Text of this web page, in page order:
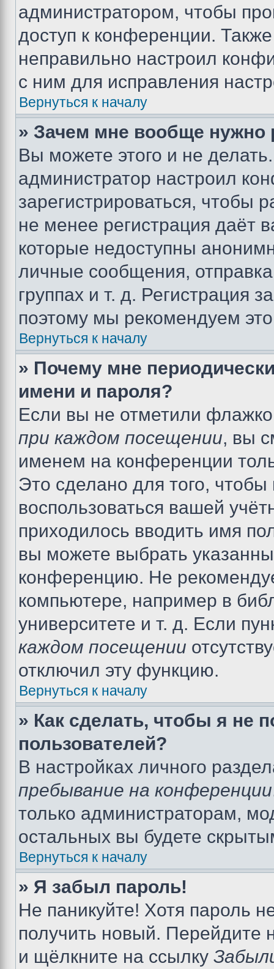
администратором, чтобы
доступ к конференции.
неправильно настроил
с ним для исправления
Вернуться к началу
» Зачем мне вообще нужно
Вы можете этого и не
администратор настроил
зарегистрироваться, чтобы
не менее регистрация даёт
которые недоступны
личные сообщения,
группах и т. д. Регистрация
поэтому мы рекомендуем
Вернуться к началу
» Почему мне
имени и пароля?
Если вы не отметили
при каждом посещении, вы
именем на конференции
Это сделано для того, чтобы
воспользоваться вашей
приходилось вводить имя
вы можете выбрать
конференцию. Не
компьютере, например в
университете и т. д. Если
каждом посещении
отключил эту функцию.
Вернуться к началу
» Как сделать, чтобы я не
пользователей?
В настройках личного
пребывание на конференции
только администраторам,
остальных вы будете
Вернуться к началу
» Я забыл пароль!
Не паникуйте! Хотя пароль
получить новый. Перейдите
и щёлкните на ссылку